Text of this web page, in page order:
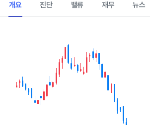
개요 진단 밸류 재무 뉴스
View as data table, Chart
The chart has 1 X axis displaying Time.
The chart has 1 Y axis displaying values.